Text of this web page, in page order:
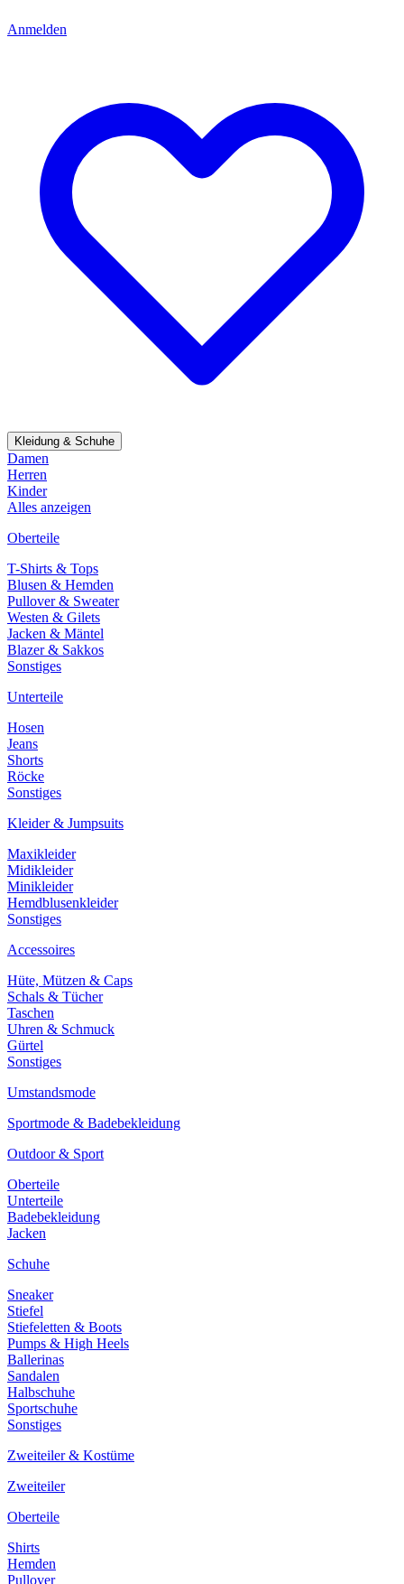
Anmelden
Kleidung & Schuhe
Damen
Herren
Kinder
Alles anzeigen
Oberteile
T-Shirts & Tops
Blusen & Hemden
Pullover & Sweater
Westen & Gilets
Jacken & Mäntel
Blazer & Sakkos
Sonstiges
Unterteile
Hosen
Jeans
Shorts
Röcke
Sonstiges
Kleider & Jumpsuits
Maxikleider
Midikleider
Minikleider
Hemdblusenkleider
Sonstiges
Accessoires
Hüte, Mützen & Caps
Schals & Tücher
Taschen
Uhren & Schmuck
Gürtel
Sonstiges
Umstandsmode
Sportmode & Badebekleidung
Outdoor & Sport
Oberteile
Unterteile
Badebekleidung
Jacken
Schuhe
Sneaker
Stiefel
Stiefeletten & Boots
Pumps & High Heels
Ballerinas
Sandalen
Halbschuhe
Sportschuhe
Sonstiges
Zweiteiler & Kostüme
Zweiteiler
Oberteile
Shirts
Hemden
Pullover